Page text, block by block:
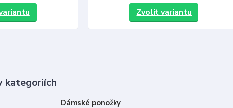
Zvolit variantu
kategoriích
Dámské ponožky